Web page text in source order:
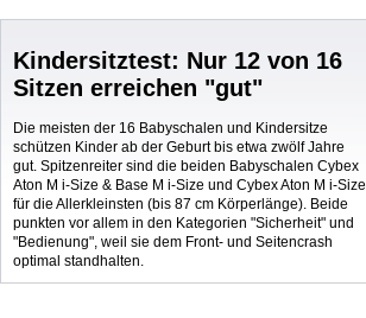
Kindersitztest: Nur 12 von 16
Sitzen erreichen "gut"
Die meisten der 16 Babyschalen und Kindersitze
schützen Kinder ab der Geburt bis etwa zwölf Jahre
gut. Spitzenreiter sind die beiden Babyschalen Cybex
Aton M i-Size & Base M i-Size und Cybex Aton M i-Size
für die Allerkleinsten (bis 87 cm Körperlänge). Beide
punkten vor allem in den Kategorien "Sicherheit" und
"Bedienung", weil sie dem Front- und Seitencrash
optimal standhalten.